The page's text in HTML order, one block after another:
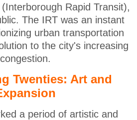
Rapid Transit),
The IRT was an instant
urban transportation
to the city's increasing
congestion.
Twenties: Art and
a period of artistic and